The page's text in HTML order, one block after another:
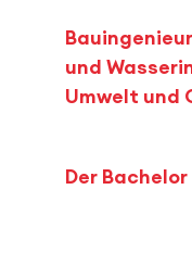
und
Umwelt und
Der